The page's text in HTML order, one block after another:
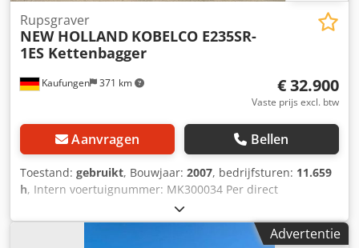
Kaufungen 371 km
Rupsgraver
NEW HOLLAND KOBELCO E235SR-
1ES Kettenbagger
€ 32.900
Vaste prijs excl. btw
Aanvragen Bellen
Toestand: gebruikt, Bouwjaar: 2007, bedrijfsturen: 11.659
h, Intern voertuignummer: MK300034 Per direct
beschikbaar op ons terrein in Kaufungen Meer informatie:
* Golec Nutzfahrzeuge GmbH (Duits, Engels, Bulgaars,
Russisch) * Viktoria Sologubova (Pools, Russisch,Advertentie